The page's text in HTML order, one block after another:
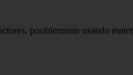
posiblemente usando